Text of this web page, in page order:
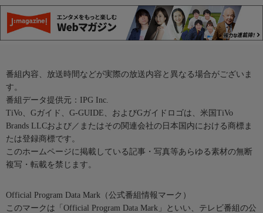
番組内容、放送時間などが実際の放送内容と異なる場合がございま
す。
番組データ提供元：IPG Inc.
TiVo、Gガイド、G-GUIDE、およびGガイドロゴは、米国TiVo
Brands LLCおよび／またはその関連会社の日本国内における商標ま
たは登録商標です。
このホームページに掲載している記事・写真等あらゆる素材の無断
複写・転載を禁じます。
Official Program Data Mark（公式番組情報マーク）
このマークは「Official Program Data Mark」といい、テレビ番組の公